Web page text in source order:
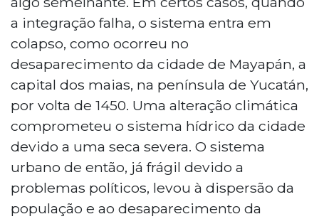
a integração falha, o sistema entra em
colapso, como ocorreu no
desaparecimento da cidade de Mayapán, a
capital dos maias, na península de Yucatán,
por volta de 1450. Uma alteração climática
comprometeu o sistema hídrico da cidade
devido a uma seca severa. O sistema
urbano de então, já frágil devido a
problemas políticos, levou à dispersão da
população e ao desaparecimento da